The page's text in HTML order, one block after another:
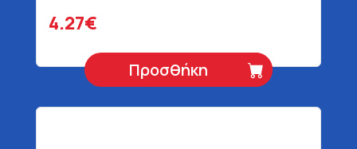
4.27€
Προσθήκη